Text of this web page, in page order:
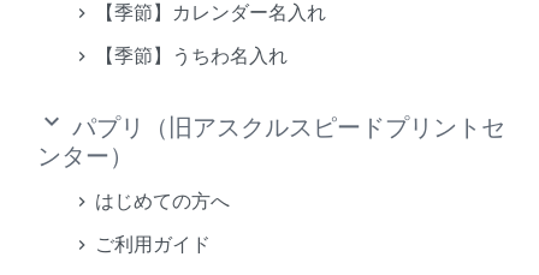
【季節】カレンダー名入れ
【季節】うちわ名入れ
keyboard_arrow_down パプリ（旧アスクルスピードプリントセ
ンター）
はじめての方へ
ご利用ガイド